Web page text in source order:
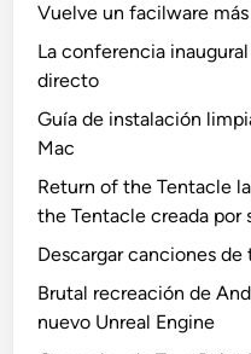
Vuelve un facilware
La conferencia
directo
Guía de instalación
Mac
Return of the Tentacle
the Tentacle creada por
Descargar canciones
Brutal recreación de
nuevo Unreal Engine